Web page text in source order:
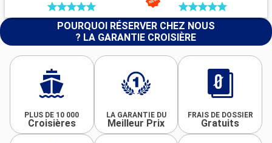
POURQUOI RÉSERVER CHEZ NOUS
? LA GARANTIE CROISIÈRE
PLUS DE 10 000
Croisières
LA GARANTIE DU
Meilleur Prix
FRAIS DE DOSSIER
Gratuits